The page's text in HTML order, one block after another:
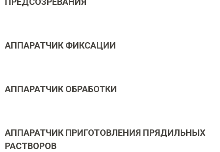
АППАРАТЧИК ФИКСАЦИИ
АППАРАТЧИК ОБРАБОТКИ
АППАРАТЧИК ПРИГОТОВЛЕНИЯ ПРЯДИЛЬНЫХ
РАСТВОРОВ